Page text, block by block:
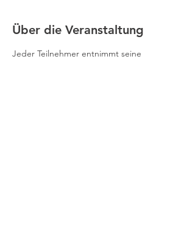
Über die Veranstaltung
Jeder Teilnehmer entnimmt seine